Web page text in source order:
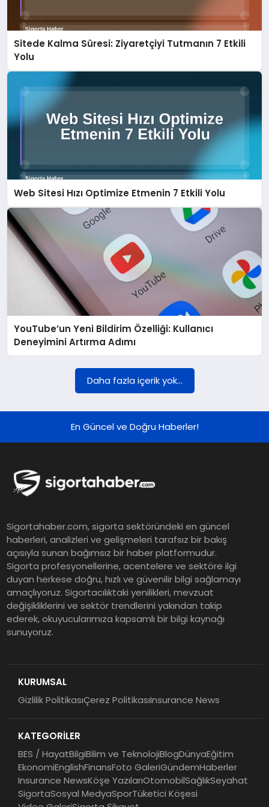
BILIM VE TEKNOLOJI
OTOMOBIL
İLETIŞIM
Sitede Kalma Süresi: Ziyaretçiyi Tutmanın 7 Etkili
Yolu
Web Sitesi Hızı Optimize Etmenin 7 Etkili Yolu
YouTube’un Yeni Bildirim Özelliği: Kullanıcı
Deneyimini Artırma Adımı
Daha fazla içerik yok...
En Güncel ve Doğru Haberler!
Sigortahaber.com, sigorta sektöründeki en güncel
haberleri, analizleri ve gelişmeleri tarafsız bir bakış
açısıyla sunan bağımsız bir haber platformudur.
Sigorta profesyonellerine, acentelere ve sektöre ilgi
duyan herkese doğru, hızlı ve güvenilir bilgi sağlamayı
amaçlıyoruz. Sigortacılıktaki yenilikleri, mevzuat
değişikliklerini ve sektör trendlerini yakından takip
ederek, okuyucularımıza kapsamlı bir bilgi kaynağı
sunuyoruz.
KURUMSAL
Gizlilik PolitikasıÇerez PolitikasıInsurance News
KATEGORİLER
BES / HayatBilgiBilim ve TeknolojiBlogDünyaEğitim
EkonomiEnglishFinansFoto GaleriGündemHaberler
Insurance NewsKöşe YazılarıOtomobilSağlıkSeyahat
SigortaSosyal MedyaSporTüketici Köşesi